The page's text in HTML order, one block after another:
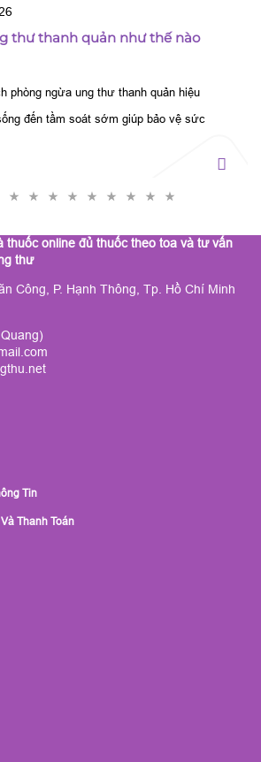
thư thanh quản như thế nào
phòng ngừa ung thư thanh quản hiệu
đến tầm soát sớm giúp bảo vệ sức
thuốc online đủ thuốc theo toa và tư vấn
thư
Công, P. Hạnh Thông, Tp. Hồ Chí Minh
Tin
Thanh Toán